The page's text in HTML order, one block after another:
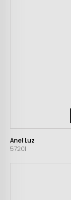
Anel Luz
57201